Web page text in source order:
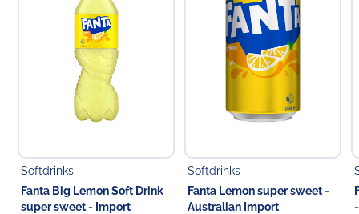
Verantwortlicher Lebensmittelunternehmer
Die glorreichen 6 GmbH
Am Dickobskreuz 10
53121 Bonn
Deutschland
support@peanutbuttershop.de
Softdrinks
Fanta Big Lemon Soft Drink
super sweet - Import
Softdrinks
Fanta Lemon super sweet -
Australian Import